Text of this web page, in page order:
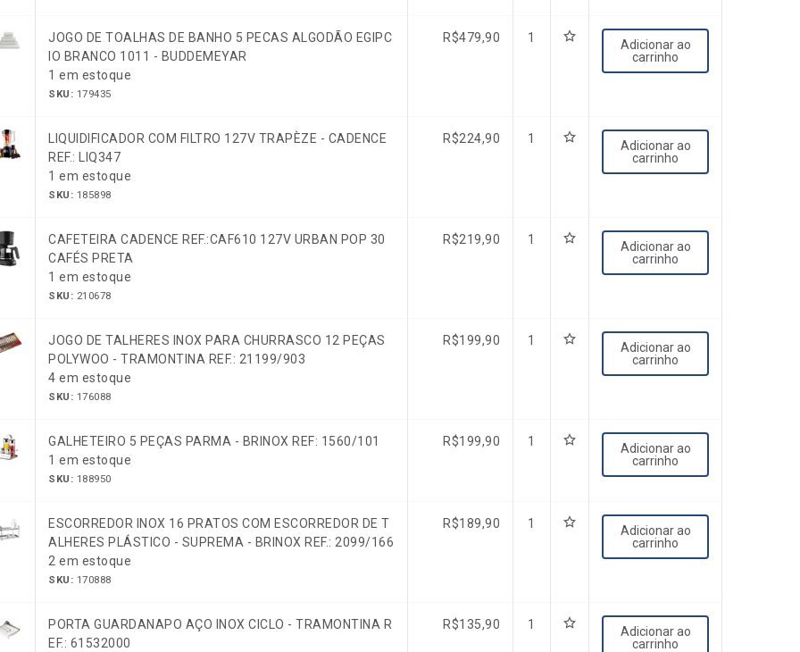
JOGO DE TOALHAS DE BANHO 5 PECAS ALGODÃO EGIPC
IO BRANCO 1011 - BUDDEMEYAR
1 em estoque
SKU: 179435
R$479,90 1
Adicionar ao
carrinho
LIQUIDIFICADOR COM FILTRO 127V TRAPÈZE - CADENCE
REF.: LIQ347
1 em estoque
SKU: 185898
R$224,90 1
Adicionar ao
carrinho
CAFETEIRA CADENCE REF.:CAF610 127V URBAN POP 30
CAFÉS PRETA
1 em estoque
SKU: 210678
R$219,90 1
Adicionar ao
carrinho
JOGO DE TALHERES INOX PARA CHURRASCO 12 PEÇAS
POLYWOO - TRAMONTINA REF.: 21199/903
4 em estoque
SKU: 176088
R$199,90 1
Adicionar ao
carrinho
GALHETEIRO 5 PEÇAS PARMA - BRINOX REF: 1560/101
1 em estoque
SKU: 188950
R$199,90 1
Adicionar ao
carrinho
ESCORREDOR INOX 16 PRATOS COM ESCORREDOR DE T
ALHERES PLÁSTICO - SUPREMA - BRINOX REF.: 2099/166
2 em estoque
SKU: 170888
R$189,90 1
Adicionar ao
carrinho
PORTA GUARDANAPO AÇO INOX CICLO - TRAMONTINA R
EF.: 61532000
R$135,90 1
Adicionar ao
carrinho